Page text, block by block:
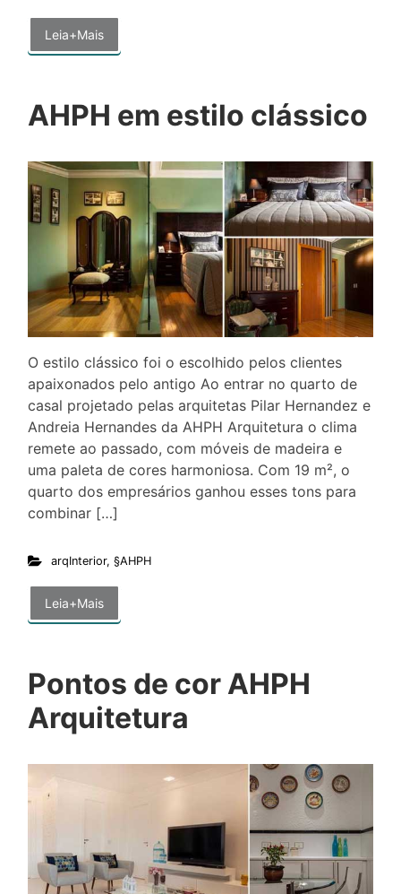
Leia+Mais
AHPH em estilo clássico
O estilo clássico foi o escolhido pelos clientes
apaixonados pelo antigo Ao entrar no quarto de
casal projetado pelas arquitetas Pilar Hernandez e
Andreia Hernandes da AHPH Arquitetura o clima
remete ao passado, com móveis de madeira e
uma paleta de cores harmoniosa. Com 19 m², o
quarto dos empresários ganhou esses tons para
combinar […]
arqInterior, §AHPH
Leia+Mais
Pontos de cor AHPH
Arquitetura